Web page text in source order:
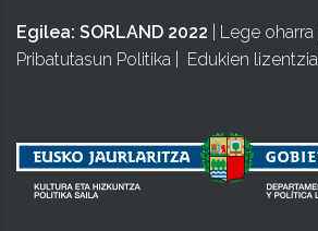
Egilea: SORLAND 2022 Lege oharra
Pribatutasun Politika
Edukien lizentzia